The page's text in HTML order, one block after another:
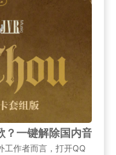
？一键解除国内音乐
工作者而言，打开QQ